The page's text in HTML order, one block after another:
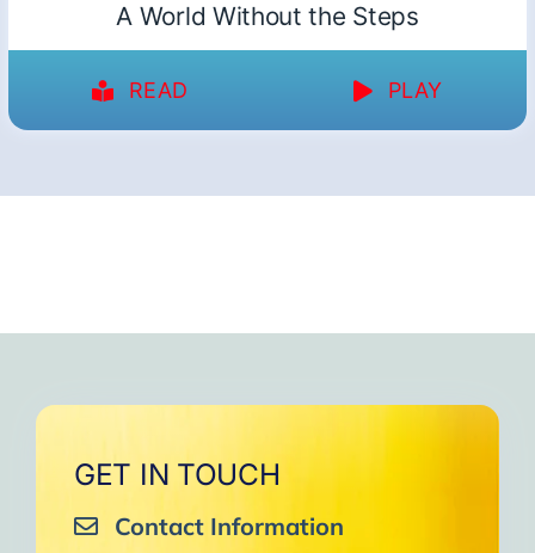
A World Without the Steps
READ PLAY
GET IN TOUCH
Contact Information